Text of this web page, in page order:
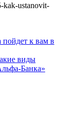
kak-ustanovit-
пойдет к вам в
виды
Банка»